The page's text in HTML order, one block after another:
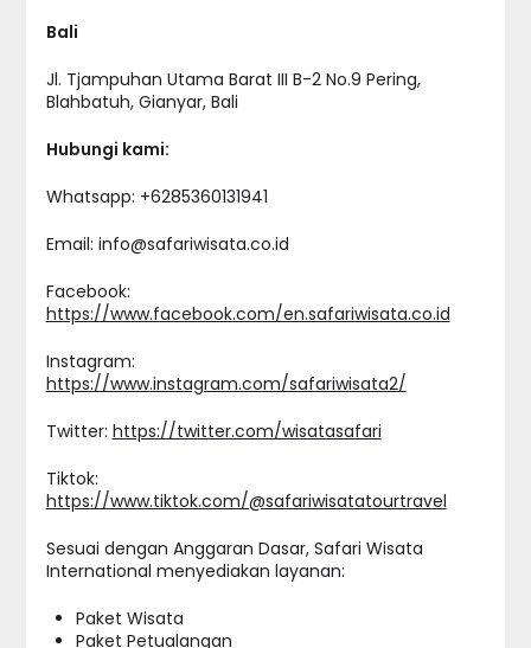
Bali
Jl. Tjampuhan Utama Barat III B-2 No.9 Pering,
Blahbatuh, Gianyar, Bali
Hubungi kami:
Whatsapp: +6285360131941
Email: info@safariwisata.co.id
Facebook:
https://www.facebook.com/en.safariwisata.co.id
Instagram:
https://www.instagram.com/safariwisata2/
Twitter: https://twitter.com/wisatasafari
Tiktok:
https://www.tiktok.com/@safariwisatatourtravel
Sesuai dengan Anggaran Dasar, Safari Wisata
International menyediakan layanan:
Paket Wisata
Paket Petualangan